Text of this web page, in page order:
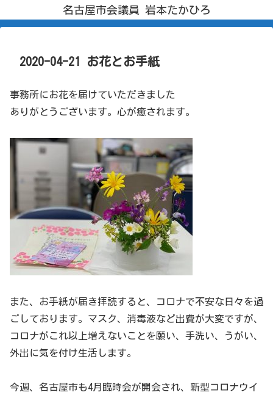
名古屋市会議員 岩本たかひろ
2020-04-21 お花とお手紙
事務所にお花を届けていただきました
ありがとうございます。心が癒されます。
また、お手紙が届き拝読すると、コロナで不安な日々を過
ごしております。マスク、消毒液など出費が大変ですが、
コロナがこれ以上増えないことを願い、手洗い、うがい、
外出に気を付け生活します。
今週、名古屋市も4月臨時会が開会され、新型コロナウイ